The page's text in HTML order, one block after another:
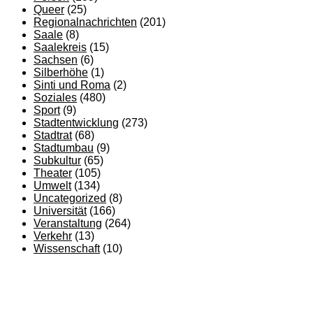
Queer (25)
Regionalnachrichten (201)
Saale (8)
Saalekreis (15)
Sachsen (6)
Silberhöhe (1)
Sinti und Roma (2)
Soziales (480)
Sport(9)
Stadtentwicklung (273)
Stadtrat(68)
Stadtumbau (9)
Subkultur (65)
Theater (105)
Umwelt(134)
Uncategorized (8)
Universität(166)
Veranstaltung (264)
Verkehr (13)
Wissenschaft(10)